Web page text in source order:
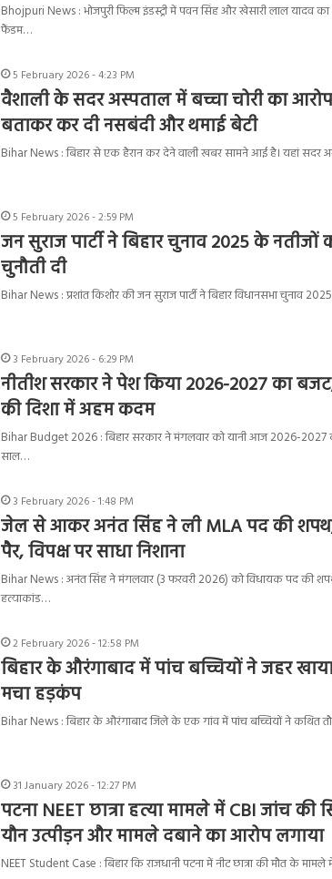
Bhojpuri News : भोजपुरी फिल्म इंडस्ट्री में पवन सिंह और खेसारी लाल यादव
फैंडम…
5 February 2026 - 4:23 PM
वैशाली के सदर अस्पताल में बच्चा चोरी का
बताकर कर दी नसबंदी और थमाई बेटी
Bihar News : बिहार से एक हैरान कर देने वाली खबर सामने आई है। यहां सदर
5 February 2026 - 2:59 PM
जन सुराज पार्टी ने बिहार चुनाव 2025 के नतीजों
चुनौती दी
Bihar News : प्रशांत किशोर की जन सुराज पार्टी ने बिहार विधानसभा चुनाव
3 February 2026 - 6:29 PM
नीतीश सरकार ने पेश किया 2026-2027 का
की दिशा में अहम कदम
Bihar Budget 2026 : बिहार सरकार ने मंगलवार को यानी आज 2026-2027
साल…
3 February 2026 - 1:48 PM
जेल से आकर अनंत सिंह ने ली MLA पद की
पैर, विपक्ष पर साधा निशाना
Bihar News : अनंत सिंह ने मंगलवार (3 फरवरी 2026) को विधायक पद की
हत्याकांड…
2 February 2026 - 12:58 PM
बिहार के औरंगाबाद में पांच बच्चियों ने जहर
मचा हड़कंप
Bihar News : बिहार के औरंगाबाद जिले के एक गांव में पांच बच्चियों ने कथित
31 January 2026 - 12:27 PM
पटना NEET छात्रा हत्या मामले में CBI जांच की
यौन उत्पीड़न और मामले दबाने का आरोप लगाया
NEET Student Case : बिहार कि राजधानी पटना में नीट छात्रा की मौत के